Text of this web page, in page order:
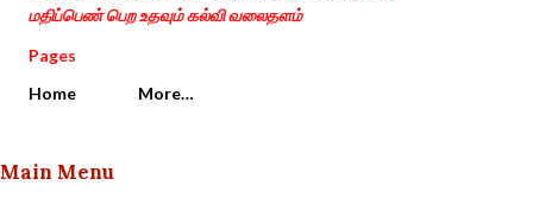
மதிப்பெண் பெற உதவும் கல்வி வலைதளம்
Pages
Home
More…
Main Menu